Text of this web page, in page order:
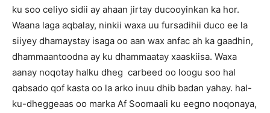
ku soo celiyo sidii ay ahaan jirtay ducooyinkan ka hor.
Waana laga aqbalay, ninkii waxa uu fursadihii duco ee la
siiyey dhamaystay isaga oo aan wax anfac ah ka gaadhin,
dhammaantoodna ay ku dhammaatay xaaskiisa. Waxa
aanay noqotay halku dheg carbeed oo loogu soo hal
qabsado qof kasta oo la arko inuu dhib badan yahay. hal-
ku-dheggeaas oo marka Af Soomaali ku eegno noqonaya,